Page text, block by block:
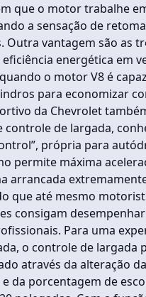
que o motor trabalhe
a sensação de
Outra vantagem são as
energética em
o motor V8 é
para economizar
da Chevrolet
controle de largada,
própria para
permite máxima
arrancada
que até mesmo
consigam
Para uma
o controle de largada
através da alteração
da porcentagem de